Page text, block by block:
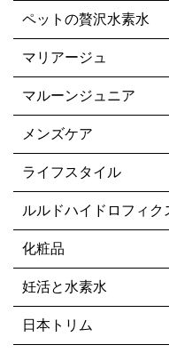
ペットの贅沢水素水
マリアージュ
マルーンジュニア
メンズケア
ライフスタイル
ルルドハイドロフィク
化粧品
妊活と水素水
日本トリム